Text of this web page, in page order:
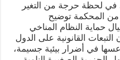
في لحظة حرجة من التغير
من المحكمة توضيح
حماية النظام المناخي
التبعات القانونية على الدول
في أضرار بيئية جسيمة،